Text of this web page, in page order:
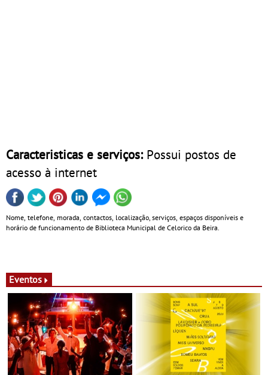
Caracteristicas e serviços: Possui postos de
acesso à internet
Nome, telefone, morada, contactos, localização, serviços, espaços disponíveis e
horário de funcionamento de Biblioteca Municipal de Celorico da Beira.
Eventos